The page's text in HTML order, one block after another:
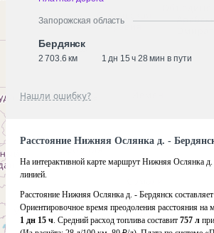
Запорожская область
Бердянск
2 703.6 км 1 дн 15 ч 28 мин в пути
Нашли ошибку?
Расстояние Нижняя Ослянка д. -
На интерактивной карте маршрут Нижняя Ослянка д.
линией.
Расстояние Нижняя Ослянка д. - Бердянск составляет
Ориентировочное время преодоления расстояния на
1 дн 15 ч. Средний расход топлива составит 757 л